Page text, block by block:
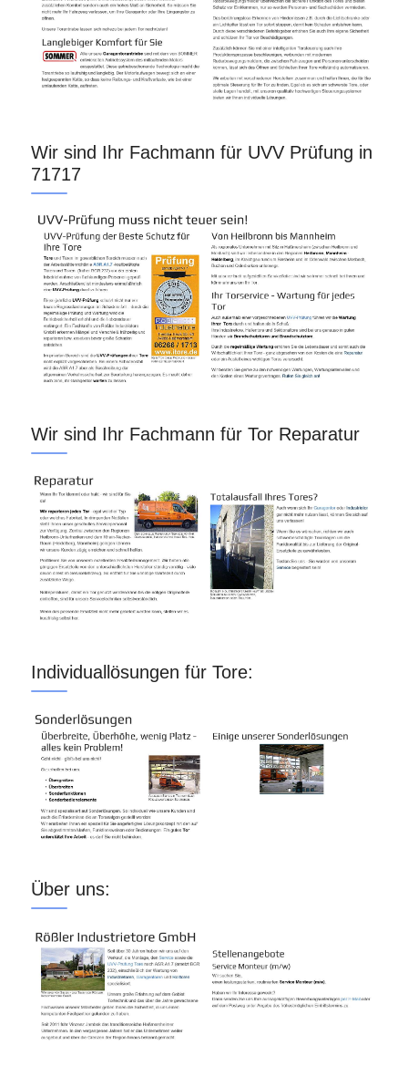
Wir sind Ihr Fachmann für UVV Prüfung in
71717
Wir sind Ihr Fachmann für Tor Reparatur
Individuallösungen für Tore:
Über uns: